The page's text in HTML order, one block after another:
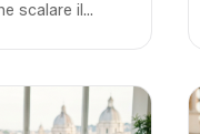
scalare il